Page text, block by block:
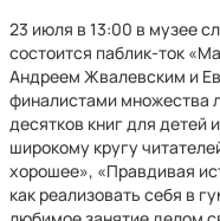
23 июля в 13:00 в музее
состоится паблик-ток
Андреем Жвалевским и
финалистами множества
десятков книг для детей
широкому кругу
хорошее», «Правдивая
как реализовать себя в